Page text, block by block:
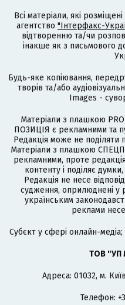
Всі матеріали, які
агентство "Інтерфакс-
відтворенню та/чи
інакше як з письмового
Будь-яке копіювання,
творів та/або
Images -
Матеріали з плашкою
ПОЗИЦІЯ є рекламними та
Редакція може не поділяти
Матеріали з плашкою
рекламними, проте
контенту і поділяє
Редакція не несе
судження, оприлюднені у
українським
реклами
Cубєкт у сфері онлайн-
ТОВ "УП
Адреса: 01032, м.
Телефон: